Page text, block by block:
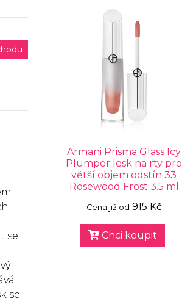
se
se
Armani Prisma Glass Icy
Plumper lesk na rty pro
větší objem odstín 33
Rosewood Frost 3.5 ml
Cena již od 915 Kč
Chci koupit